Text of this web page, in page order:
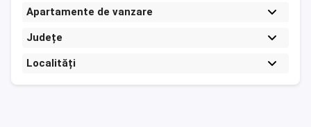
Apartamente de vanzare
Județe
Localități